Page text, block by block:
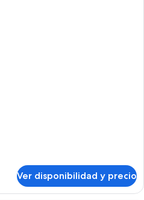
Ver disponibilidad y precio